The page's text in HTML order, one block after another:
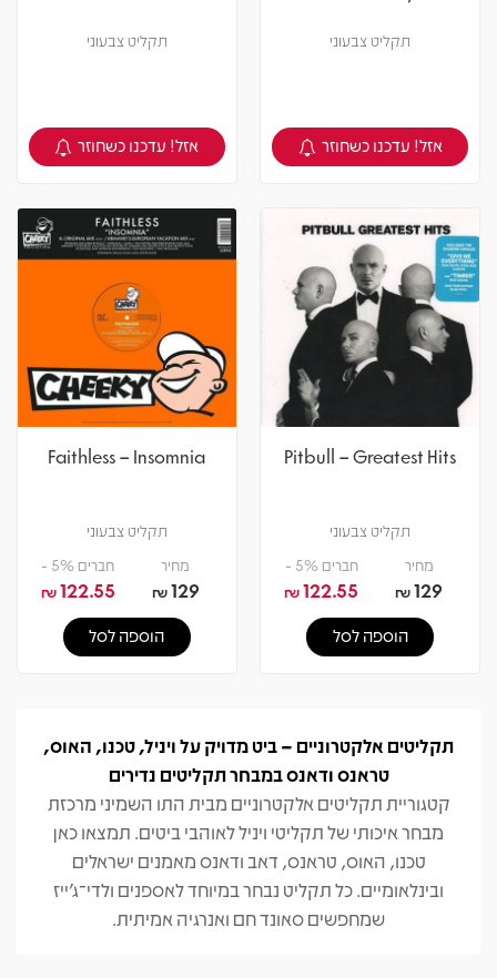
תקליט צבעוני
צפיה במוצר
אזל! עדכנו כשחוזר
תקליט צבעוני
צפיה במוצר
אזל! עדכנו כשחוזר
Pitbull – Greatest Hits
תקליט צבעוני
מחיר
129
₪
חברים 5% -
122.55
₪
הוספה לסל
Faithless – Insomnia
תקליט צבעוני
מחיר
129
₪
חברים 5% -
122.55
₪
הוספה לסל
תקליטים אלקטרוניים – ביט מדויק על ויניל, טכנו, האוס,
טראנס ודאנס במבחר תקליטים נדירים
קטגוריית תקליטים אלקטרוניים מבית התו השמיני מרכזת
מבחר איכותי של תקליטי ויניל לאוהבי ביטים. תמצאו כאן
טכנו, האוס, טראנס, דאב ודאנס מאמנים ישראלים
ובינלאומיים. כל תקליט נבחר במיוחד לאספנים ולדי־ג'ייז
שמחפשים סאונד חם ואנרגיה אמיתית.